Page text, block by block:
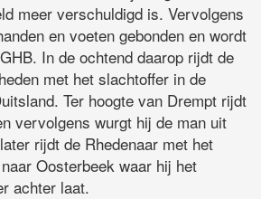
meer verschuldigd is. Vervolgens
en voeten gebonden en wordt
In de ochtend daarop rijdt de
met het slachtoffer in de
Ter hoogte van Drempt rijdt
vervolgens wurgt hij de man uit
rijdt de Rhedenaar met het
Oosterbeek waar hij het
achter laat.